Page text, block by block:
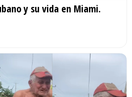
y su vida en Miami.